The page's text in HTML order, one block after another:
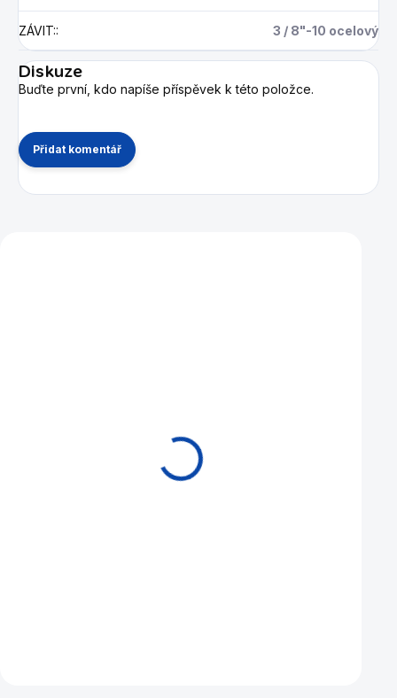
ZÁVIT:: 3 / 8"-10 ocelový
Diskuze
Buďte první, kdo napíše příspěvek k této položce.
Přidat komentář